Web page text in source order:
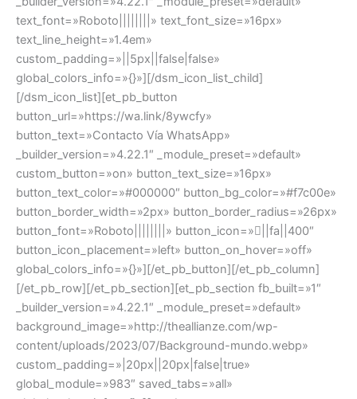
text_font=»Roboto||||||||» text_font_size=»16px»
text_line_height=»1.4em»
custom_padding=»||5px||false|false»
global_colors_info=»{}»][/dsm_icon_list_child]
[/dsm_icon_list][et_pb_button
button_url=»https://wa.link/8ywcfy»
button_text=»Contacto Vía WhatsApp»
_builder_version=»4.22.1″ _module_preset=»default»
custom_button=»on» button_text_size=»16px»
button_text_color=»#000000″ button_bg_color=»#f7c00e»
button_border_width=»2px» button_border_radius=»26px»
button_font=»Roboto||||||||» button_icon=»||fa||400″
button_icon_placement=»left» button_on_hover=»off»
global_colors_info=»{}»][/et_pb_button][/et_pb_column]
[/et_pb_row][/et_pb_section][et_pb_section fb_built=»1″
_builder_version=»4.22.1″ _module_preset=»default»
background_image=»http://theallianze.com/wp-
content/uploads/2023/07/Background-mundo.webp»
custom_padding=»|20px||20px|false|true»
global_module=»983″ saved_tabs=»all»